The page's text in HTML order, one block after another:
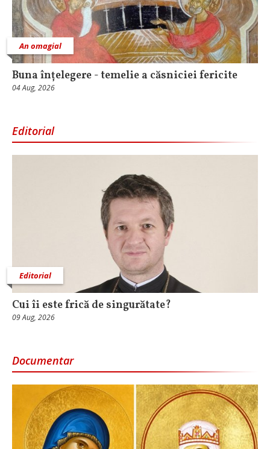
An omagial
Buna înțelegere - temelie a căsniciei fericite
04 Aug, 2026
Editorial
Editorial
Cui îi este frică de singurătate?
09 Aug, 2026
Documentar